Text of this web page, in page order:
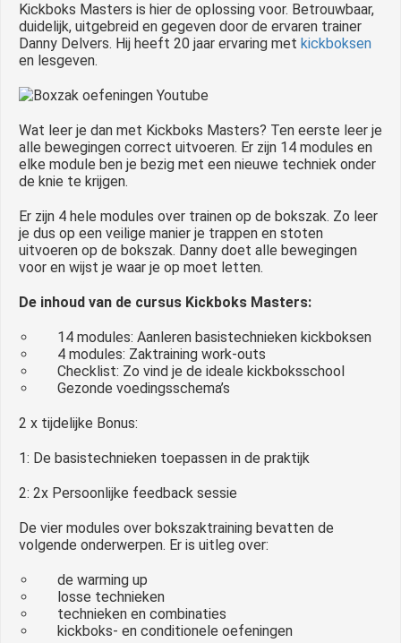
Kickboks Masters is hier de oplossing voor. Betrouwbaar,
duidelijk, uitgebreid en gegeven door de ervaren trainer
Danny Delvers. Hij heeft 20 jaar ervaring met kickboksen
en lesgeven.
Wat leer je dan met Kickboks Masters? Ten eerste leer je
alle bewegingen correct uitvoeren. Er zijn 14 modules en
elke module ben je bezig met een nieuwe techniek onder
de knie te krijgen.
Er zijn 4 hele modules over trainen op de bokszak. Zo leer
je dus op een veilige manier je trappen en stoten
uitvoeren op de bokszak. Danny doet alle bewegingen
voor en wijst je waar je op moet letten.
De inhoud van de cursus Kickboks Masters:
14 modules: Aanleren basistechnieken kickboksen
4 modules: Zaktraining work-outs
Checklist: Zo vind je de ideale kickboksschool
Gezonde voedingsschema’s
2 x tijdelijke Bonus:
1: De basistechnieken toepassen in de praktijk
2: 2x Persoonlijke feedback sessie
De vier modules over bokszaktraining bevatten de
volgende onderwerpen. Er is uitleg over:
de warming up
losse technieken
technieken en combinaties
kickboks- en conditionele oefeningen